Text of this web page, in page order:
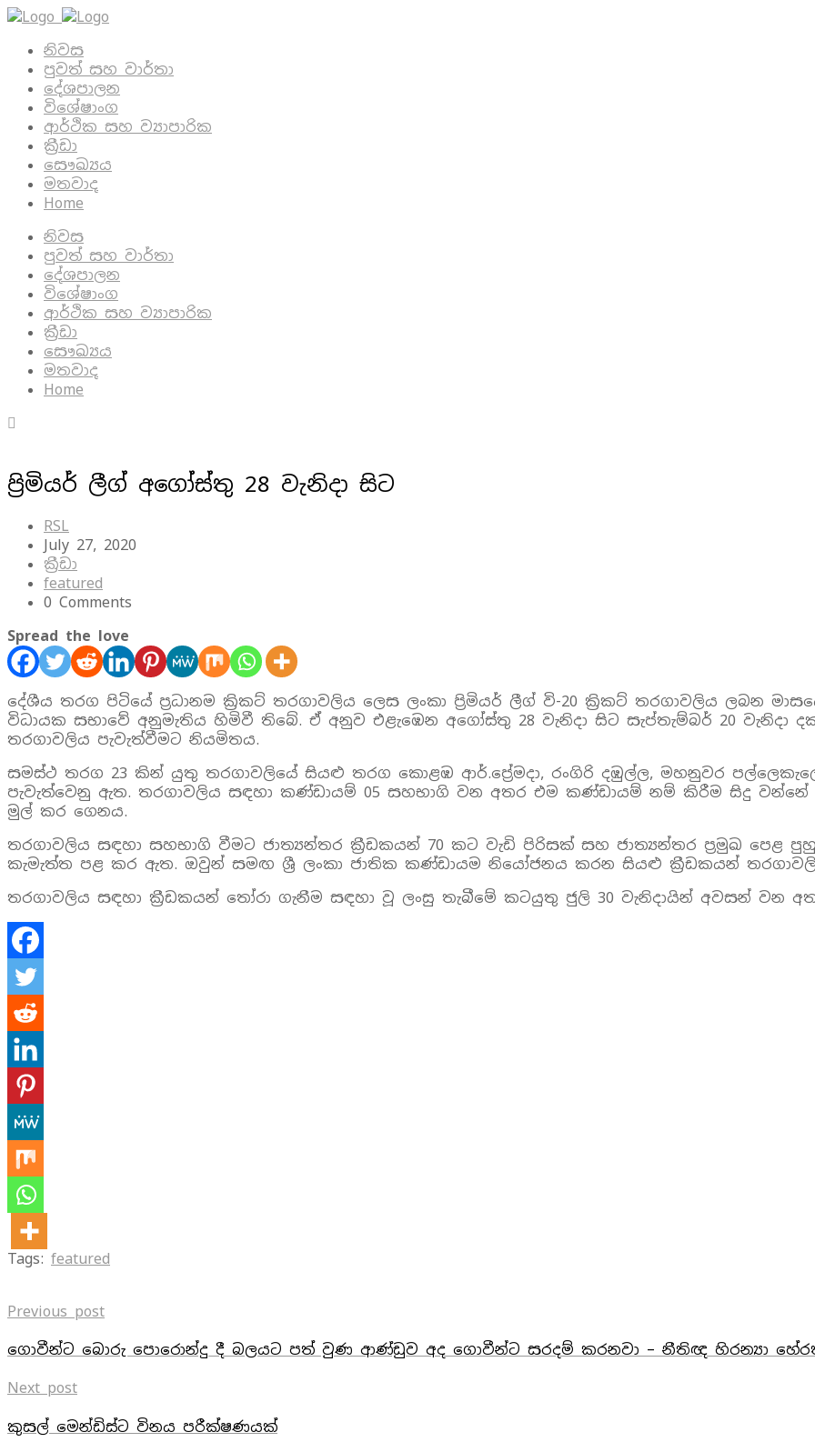
නිවස
පුවත් සහ වාර්තා
දේශපාලන
විශේෂාංග
ආර්ථික සහ ව්‍යාපාරික
ක්‍රීඩා
සෞඛ්‍යය
මතවාද
Home
නිවස
පුවත් සහ වාර්තා
දේශපාලන
විශේෂාංග
ආර්ථික සහ ව්‍යාපාරික
ක්‍රීඩා
සෞඛ්‍යය
මතවාද
Home
ප්‍රිමියර් ලීග් අගෝස්තු 28 වැනිදා සිට
RSL
July 27, 2020
ක්‍රීඩා
featured
0 Comments
Spread the love
දේශීය තරග පිටියේ ප්‍රධානම ක්‍රිකට් තරගාවලිය ලෙස ලංකා ප්‍රිමියර් ලීග් වි-20 ක්‍රිකට් තරගාවලිය ලබන
විධායක සභාවේ අනුමැතිය හිමිවී තිබේ. ඒ අනුව එළැඹෙන අගෝස්තු 28 වැනිදා සිට සැප්තැම්බර් 20 වැනිදා
තරගාවලිය පැවැත්වීමට නියමිතය.
සමස්ථ තරග 23 කින් යුතු තරගාවලියේ සියළු තරග කොළඹ ආර්.ප්‍රේමදා, රංගිරි දඹුල්ල, මහනුවර
පැවැත්වෙනු ඇත. තරගාවලිය සඳහා කණ්ඩායම් 05 සහභාගි වන අතර එම කණ්ඩායම් නම් කිරීම සිදු
මුල් කර ගෙනය.
තරගාවලිය සඳහා සහභාගි වීමට ජාත්‍යන්තර ක්‍රීඩකයන් 70 කට වැඩි පිරිසක් සහ ජාත්‍යන්තර ප්‍රමුඛ පෙළ
කැමැත්ත පළ කර ඇත. ඔවුන් සමඟ ශ්‍රී ලංකා ජාතික කණ්ඩායම නියෝජනය කරන සියළු ක්‍රීඩකයන්
තරගාවලිය සඳහා ක්‍රීඩකයන් තෝරා ගැනීම සඳහා වූ ලංසු තැබීමේ කටයුතු ජුලි 30 වැනිදායින් අවසන්
Tags: featured
Previous post
ගොවීන්ට බොරු පොරොන්දු දී බලයට පත් වුණ ආණ්ඩුව අද ගොවීන්ට සරදම් කරනවා – නීතිඥ හිරන්‍යා
Next post
කුසල් මෙන්ඩිස්ට විනය පරීක්ෂණයක්